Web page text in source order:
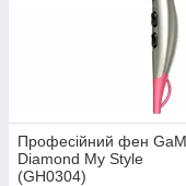
Професійний фен
Diamond My Style
(GH0304)